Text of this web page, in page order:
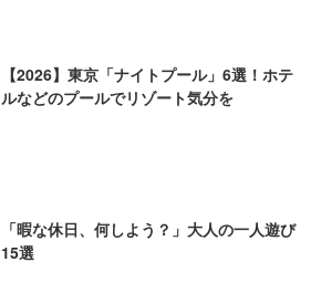
【2026】東京「ナイトプール」6選！ホテ
ルなどのプールでリゾート気分を
「暇な休日、何しよう？」大人の一人遊び
15選